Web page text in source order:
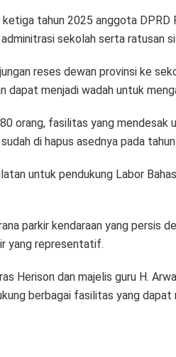
tahun 2025 anggota
sekolah serta ratusan
reses dewan provinsi ke
dapat menjadi wadah untuk
orang, fasilitas yang
di hapus asednya pada
untuk pendukung Labor
parkir kendaraan yang persis
yang representatif.
Herison dan majelis guru H.
berbagai fasilitas yang